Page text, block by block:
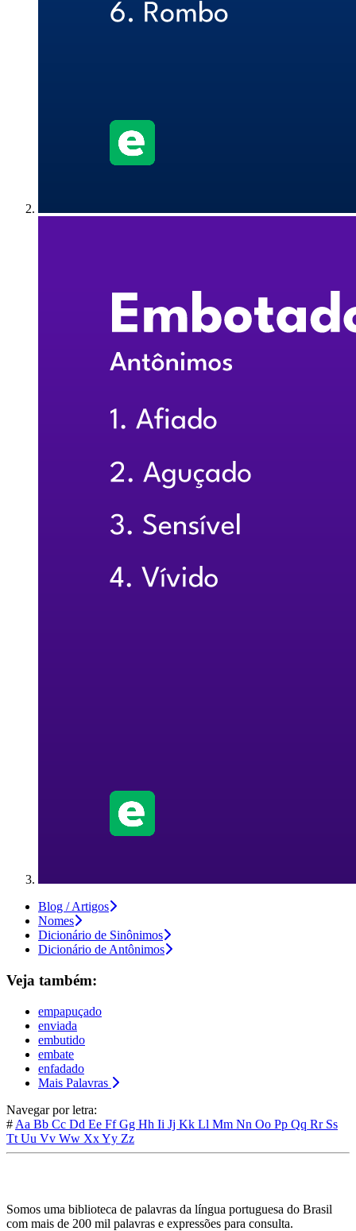
Blog / Artigos
Nomes
Dicionário de Sinônimos
Dicionário de Antônimos
Veja também:
empapuçado
enviada
embutido
embate
enfadado
Mais Palavras
Navegar por letra:
# Aa Bb Cc Dd Ee FfGg Hh Ii Jj Kk Ll Mm Nn Oo Pp Qq Rr Ss
Tt Uu Vv Ww XxYy Zz
Somos uma biblioteca de palavras da língua portuguesa do Brasil
com mais de 200 mil palavras e expressões para consulta.